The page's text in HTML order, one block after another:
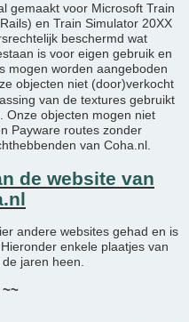
gemaakt voor Microsoft Train
en Train Simulator 20XX
beschermd wat
is voor eigen gebruik en
mogen worden aangeboden
objecten niet (door)verkocht
van de textures gebruikt
Onze objecten mogen niet
Payware routes zonder
van Coha.nl.
de website van
andere websites gehad en is
enkele plaatjes van
jaren heen.
~~